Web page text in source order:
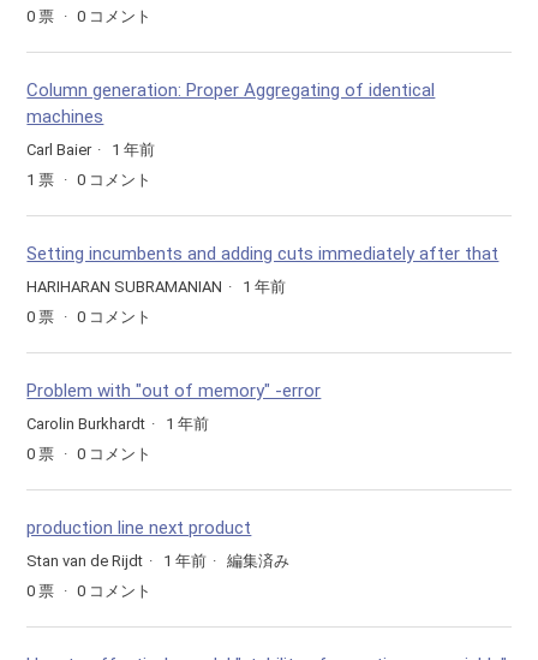
0 票 0 コメント
Column generation: Proper Aggregating of identical
machines
Carl Baier
1 年前
1 票 0 コメント
Setting incumbents and adding cuts immediately after that
HARIHARAN SUBRAMANIAN
1 年前
0 票 0 コメント
Problem with "out of memory" -error
Carolin Burkhardt
1 年前
0 票 0 コメント
production line next product
Stan van de Rijdt 1 年前
編集済み
0 票 0 コメント